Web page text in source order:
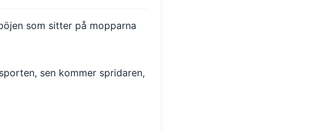
som sitter på mopparna
sen kommer spridaren,